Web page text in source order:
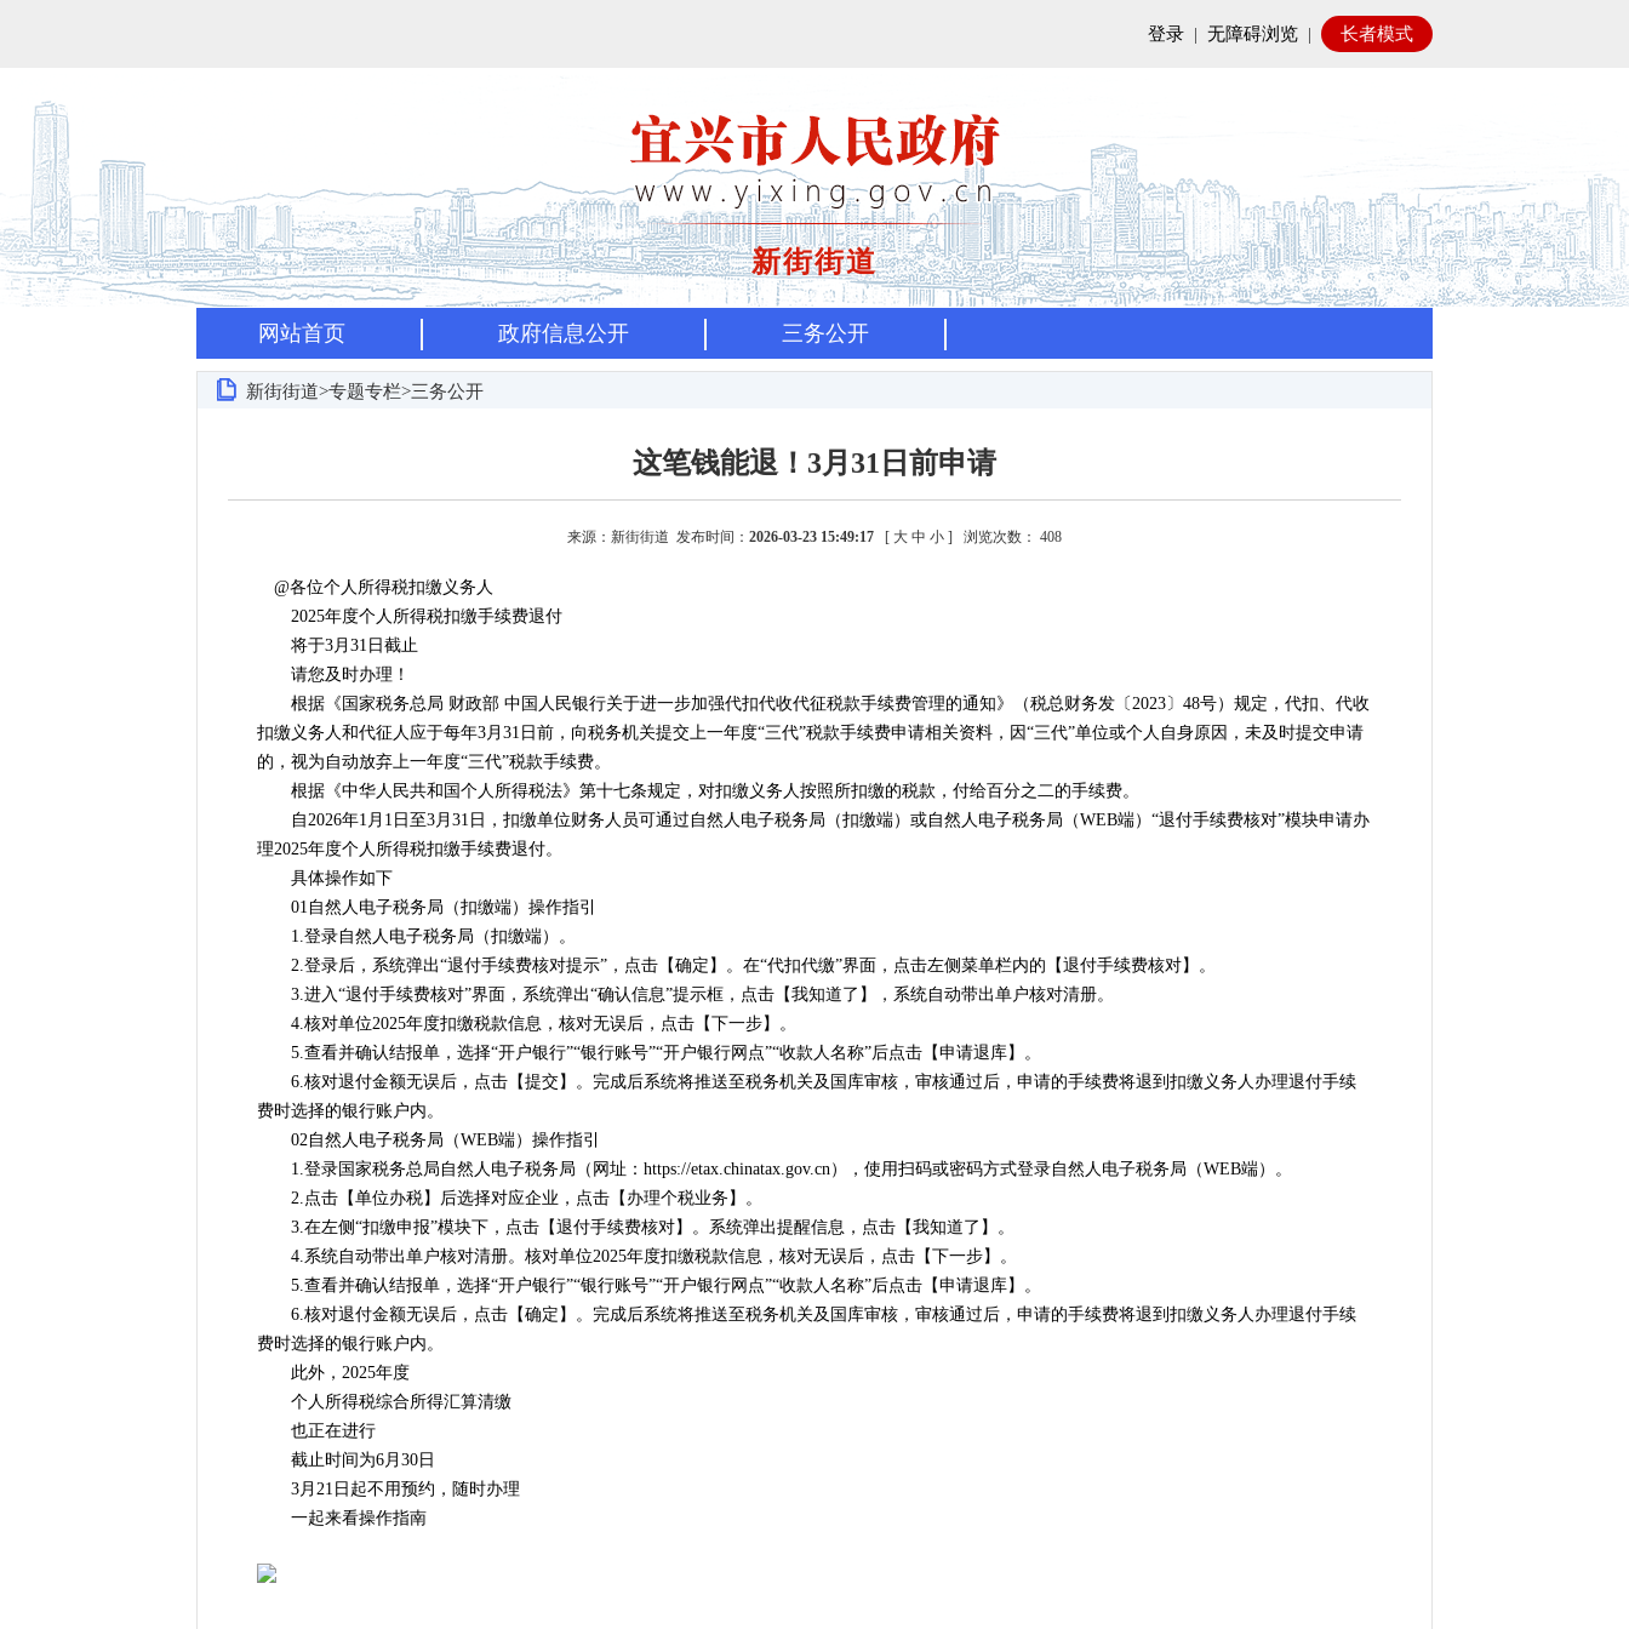
登录 | 无障碍浏览 | 长者模式
新街街道
网站首页 政府信息公开 三务公开
新街街道>专题专栏>三务公开
这笔钱能退！3月31日前申请
来源：新街街道 发布时间： 2026-03-23 15:49:17 [ 大 中 小 ] 浏览次数： 408
@各位个人所得税扣缴义务人
2025年度个人所得税扣缴手续费退付
将于3月31日截止
请您及时办理！
根据《国家税务总局 财政部 中国人民银行关于进一步加强代扣代收代征税款手续费管理的通知》（税总财务发〔2023〕48号）规定，代扣、代收
扣缴义务人和代征人应于每年3月31日前，向税务机关提交上一年度“三代”税款手续费申请相关资料，因“三代”单位或个人自身原因，未及时提交申请
的，视为自动放弃上一年度“三代”税款手续费。
根据《中华人民共和国个人所得税法》第十七条规定，对扣缴义务人按照所扣缴的税款，付给百分之二的手续费。
自2026年1月1日至3月31日，扣缴单位财务人员可通过自然人电子税务局（扣缴端）或自然人电子税务局（WEB端）“退付手续费核对”模块申请办
理2025年度个人所得税扣缴手续费退付。
具体操作如下
01自然人电子税务局（扣缴端）操作指引
1.登录自然人电子税务局（扣缴端）。
2.登录后，系统弹出“退付手续费核对提示”，点击【确定】。在“代扣代缴”界面，点击左侧菜单栏内的【退付手续费核对】。
3.进入“退付手续费核对”界面，系统弹出“确认信息”提示框，点击【我知道了】，系统自动带出单户核对清册。
4.核对单位2025年度扣缴税款信息，核对无误后，点击【下一步】。
5.查看并确认结报单，选择“开户银行”“银行账号”“开户银行网点”“收款人名称”后点击【申请退库】。
6.核对退付金额无误后，点击【提交】。完成后系统将推送至税务机关及国库审核，审核通过后，申请的手续费将退到扣缴义务人办理退付手续
费时选择的银行账户内。
02自然人电子税务局（WEB端）操作指引
1.登录国家税务总局自然人电子税务局（网址：https://etax.chinatax.gov.cn），使用扫码或密码方式登录自然人电子税务局（WEB端）。
2.点击【单位办税】后选择对应企业，点击【办理个税业务】。
3.在左侧“扣缴申报”模块下，点击【退付手续费核对】。系统弹出提醒信息，点击【我知道了】。
4.系统自动带出单户核对清册。核对单位2025年度扣缴税款信息，核对无误后，点击【下一步】。
5.查看并确认结报单，选择“开户银行”“银行账号”“开户银行网点”“收款人名称”后点击【申请退库】。
6.核对退付金额无误后，点击【确定】。完成后系统将推送至税务机关及国库审核，审核通过后，申请的手续费将退到扣缴义务人办理退付手续
费时选择的银行账户内。
此外，2025年度
个人所得税综合所得汇算清缴
也正在进行
截止时间为6月30日
3月21日起不用预约，随时办理
一起来看操作指南